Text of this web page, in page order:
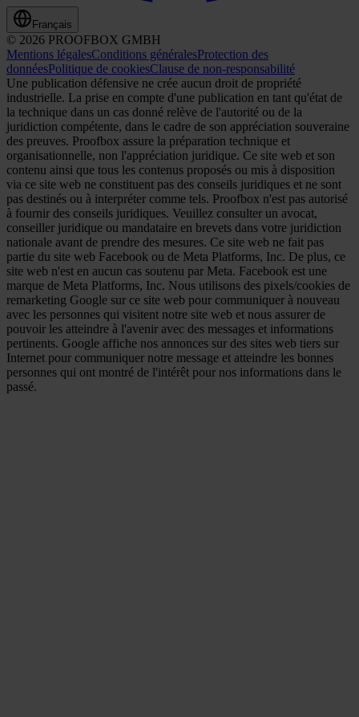
Français
© 2026 PROOFBOX GMBH
Mentions légalesConditions généralesProtection des
donnéesPolitique de cookiesClause de non-responsabilité
Une publication défensive ne crée aucun droit de propriété
industrielle. La prise en compte d'une publication en tant qu'état de
la technique dans un cas donné relève de l'autorité ou de la
juridiction compétente, dans le cadre de son appréciation souveraine
des preuves. Proofbox assure la préparation technique et
organisationnelle, non l'appréciation juridique. Ce site web et son
contenu ainsi que tous les contenus proposés ou mis à disposition
via ce site web ne constituent pas des conseils juridiques et ne sont
pas destinés ou à interpréter comme tels. Proofbox n'est pas autorisé
à fournir des conseils juridiques. Veuillez consulter un avocat,
conseiller juridique ou mandataire en brevets dans votre juridiction
nationale avant de prendre des mesures. Ce site web ne fait pas
partie du site web Facebook ou de Meta Platforms, Inc. De plus, ce
site web n'est en aucun cas soutenu par Meta. Facebook est une
marque de Meta Platforms, Inc. Nous utilisons des pixels/cookies de
remarketing Google sur ce site web pour communiquer à nouveau
avec les personnes qui visitent notre site web et nous assurer de
pouvoir les atteindre à l'avenir avec des messages et informations
pertinents. Google affiche nos annonces sur des sites web tiers sur
Internet pour communiquer notre message et atteindre les bonnes
personnes qui ont montré de l'intérêt pour nos informations dans le
passé.